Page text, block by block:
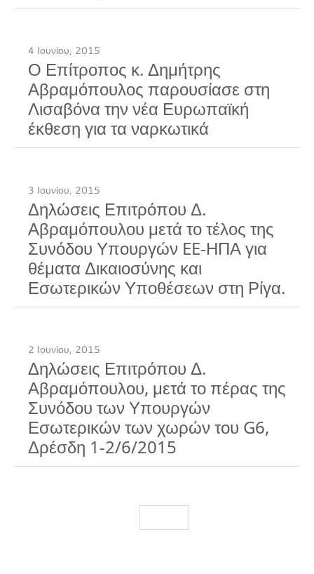
4 Ιουνίου, 2015
Ο Επίτροπος κ. Δημήτρης
Αβραμόπουλος παρουσίασε στη
Λισαβόνα την νέα Ευρωπαϊκή
έκθεση για τα ναρκωτικά
3 Ιουνίου, 2015
Δηλώσεις Επιτρόπου Δ.
Αβραμόπουλου μετά το τέλος της
Συνόδου Υπουργών EE-ΗΠΑ για
θέματα Δικαιοσύνης και
Εσωτερικών Υποθέσεων στη Ρίγα.
2 Ιουνίου, 2015
Δηλώσεις Επιτρόπου Δ.
Αβραμόπουλου, μετά το πέρας της
Συνόδου των Υπουργών
Εσωτερικών των χωρών του G6,
Δρέσδη 1-2/6/2015